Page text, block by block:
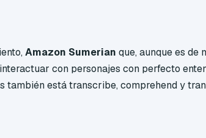
Amazon Sumerian que, aunque es de
con personajes con perfecto
también está transcribe, comprehend y